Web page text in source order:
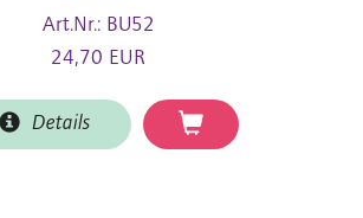
Art.Nr.: BU52
24,70 EUR
Details